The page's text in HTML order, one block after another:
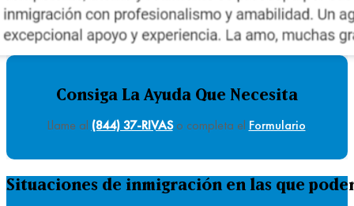
Consiga La Ayuda Que Necesita
Llame al (844) 37-RIVASo completa el Formulario.
Situaciones de inmigración en las que